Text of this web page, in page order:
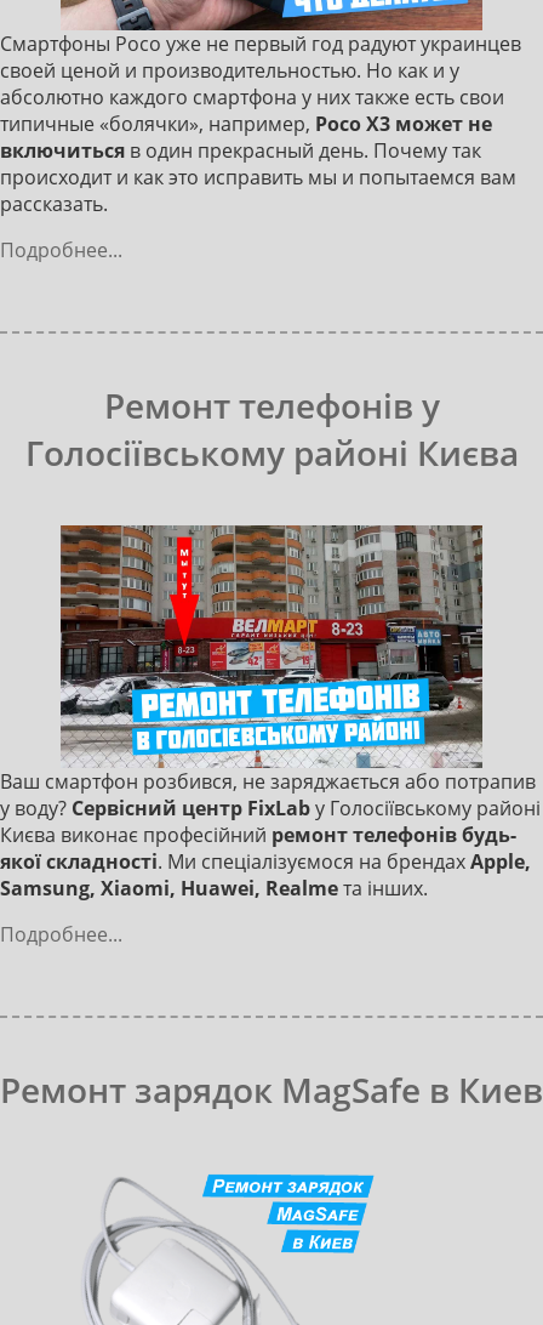
Смартфоны Poco уже не первый год радуют украинцев
своей ценой и производительностью. Но как и у
абсолютно каждого смартфона у них также есть свои
типичные «болячки», например, Poco X3 может не
включиться в один прекрасный день. Почему так
происходит и как это исправить мы и попытаемся вам
рассказать.
Подробнее...
Ремонт телефонів у
Голосіївському районі Києва
Ваш смартфон розбився, не заряджається або потрапив
у воду? Сервісний центр FixLabу Голосіївському районі
Києва виконає професійний ремонт телефонів будь-
якої складності. Ми спеціалізуємося на брендахApple,
Samsung, Xiaomi, Huawei, Realmeта інших.
Подробнее...
Ремонт зарядок MagSafe в Киев